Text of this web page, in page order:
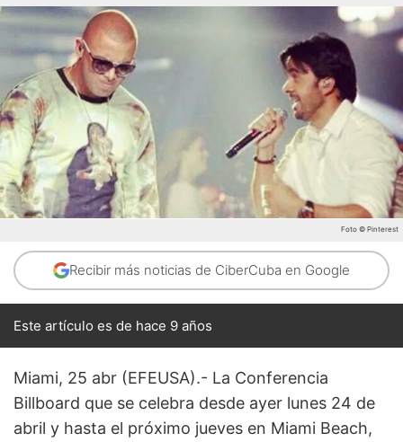
Foto © Pinterest
Recibir más noticias de CiberCuba en Google
Este artículo es de hace 9 años
Miami, 25 abr (EFEUSA).- La Conferencia
Billboard que se celebra desde ayer lunes 24 de
abril y hasta el próximo jueves en Miami Beach,